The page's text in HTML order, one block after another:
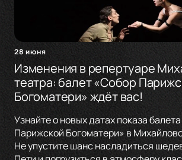
28 июня
Изменения в репертуаре
театра: балет «Собор
Богоматери» ждёт вас!
Узнайте о новых датах показа
Парижской Богоматери» в
Не упустите шанс насладиться